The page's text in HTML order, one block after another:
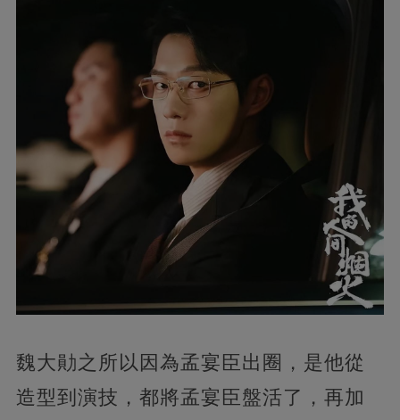
魏大勛之所以因為孟宴臣出圈，是他從
造型到演技，都將孟宴臣盤活了，再加